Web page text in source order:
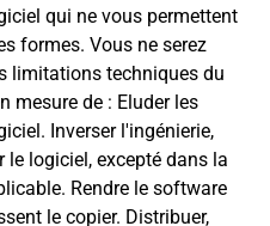
qui ne vous permettent
formes. Vous ne serez
limitations techniques du
mesure de : Eluder les
Inverser l'ingénierie,
logiciel, excepté dans la
Rendre le software
le copier. Distribuer,